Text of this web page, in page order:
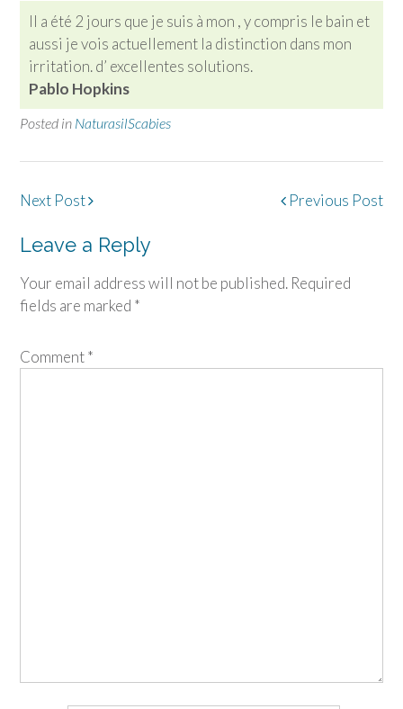
Il a été 2 jours que je suis à mon , y compris le bain et
aussi je vois actuellement la distinction dans mon
irritation. d’ excellentes solutions.
Pablo Hopkins
Posted in NaturasilScabies
Post
Previous Post
Next Post
Leave a Reply
Your email address will not be published. Required
fields are marked *
Comment*